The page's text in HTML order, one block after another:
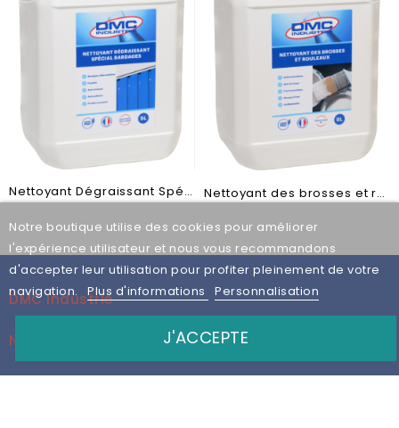
Notre boutique utilise des cookies pour améliorer
l'expérience utilisateur et nous vous recommandons
d'accepter leur utilisation pour profiter pleinement de votre
navigation.
Plus d'informations Personnalisation
J'ACCEPTE
Nettoyant Dégraissant Spécial Bardages Nettoyant des brosses et rouleaux
DMC Industrie
Notre Service Client
Address